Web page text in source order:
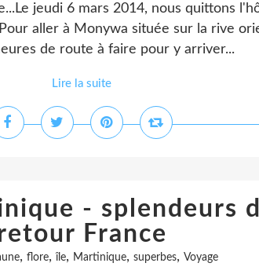
jeudi 6 mars 2014, nous quittons
aller à Monywa située sur la rive
de route à faire pour y arriver...
Lire la suite
- splendeurs
France
, flore, île, Martinique, superbes, Voyage